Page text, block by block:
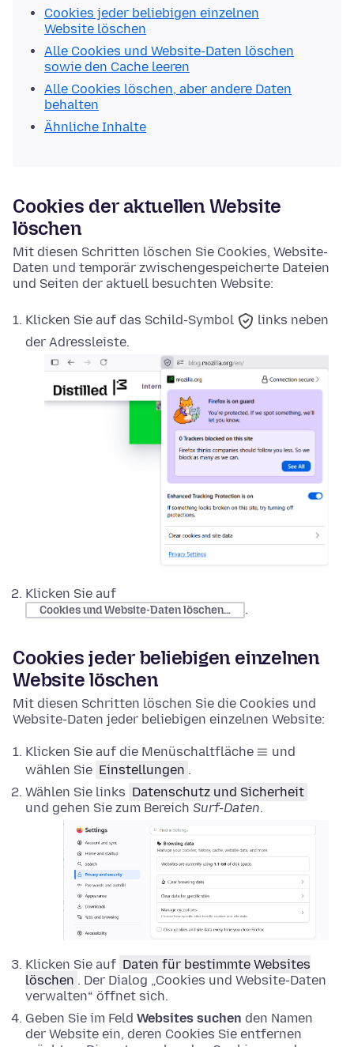
Cookies jeder beliebigen einzelnen
Website löschen
Alle Cookies und Website-Daten löschen
sowie den Cache leeren
Alle Cookies löschen, aber andere Daten
behalten
Ähnliche Inhalte
Cookies der aktuellen Website
löschen
Mit diesen Schritten löschen Sie Cookies, Website-
Daten und temporär zwischengespeicherte Dateien
und Seiten der aktuell besuchten Website:
Klicken Sie auf das Schild-Symbol
links neben
der Adressleiste.
Klicken Sie auf
Cookies und Website-Daten löschen… .
Cookies jeder beliebigen einzelnen
Website löschen
Mit diesen Schritten löschen Sie die Cookies und
Website-Daten jeder beliebigen einzelnen Website:
Klicken Sie auf die Menüschaltfläche
und
wählen Sie Einstellungen .
Wählen Sie links Datenschutz und Sicherheit
und gehen Sie zum Bereich Surf-Daten.
Klicken Sie auf Daten für bestimmte Websites
löschen . Der Dialog „Cookies und Website-Daten
verwalten“ öffnet sich.
Geben Sie im Feld Websites suchen den Namen
der Website ein, deren Cookies Sie entfernen